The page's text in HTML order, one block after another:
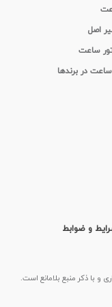
اصل
ساعت
در برندها
و ضوابط
و با ذکر منبع بلامانع است.